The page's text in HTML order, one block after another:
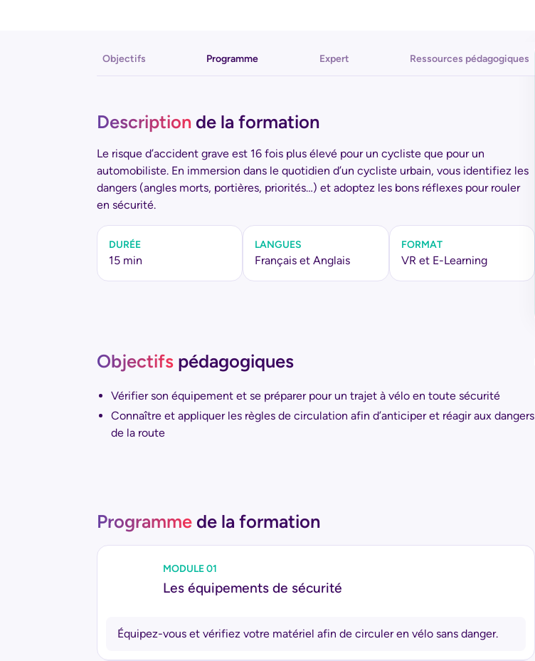
Objectifs Programme Expert Ressources pédagogiques
Description de la formation
Le risque d’accident grave est 16 fois plus élevé pour un cycliste que pour un
automobiliste. En immersion dans le quotidien d’un cycliste urbain, vous identifiez les
dangers (angles morts, portières, priorités…) et adoptez les bons réflexes pour rouler
en sécurité.
DURÉE
15 min
LANGUES
Français et Anglais
FORMAT
VR et E-Learning
Objectifs pédagogiques
Vérifier son équipement et se préparer pour un trajet à vélo en toute sécurité
Connaître et appliquer les règles de circulation afin d’anticiper et réagir aux dangers
de la route
Programme de la formation
MODULE 01
Les équipements de sécurité
Équipez-vous et vérifiez votre matériel afin de circuler en vélo sans danger.